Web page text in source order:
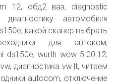
12, обд2 ваз, diagnostic
автомобиля
какой сканер выбрать
для автоком,
ds150e, wurth wow 5.00.12,
диагностика vw lt, читаем
autocom, отключение